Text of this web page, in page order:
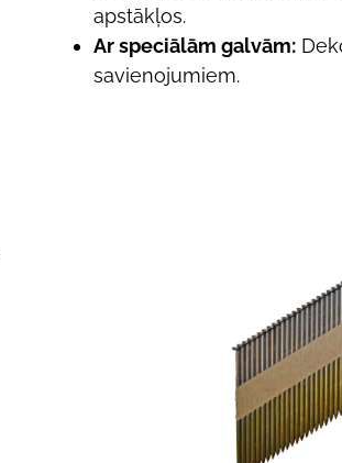
apstākļos.
Ar speciālām galvām:
savienojumiem.